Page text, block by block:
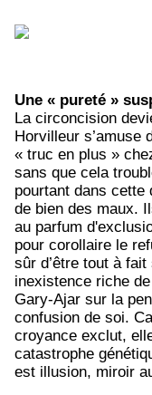
Une « pureté »
La circoncision
Horvilleur s’amuse
« truc en plus »
sans que cela
pourtant dans cette
de bien des maux.
au parfum
pour corollaire le
sûr d’être tout à
inexistence riche
Gary-Ajar sur la
confusion de soi.
croyance exclut,
catastrophe
est illusion, miroir